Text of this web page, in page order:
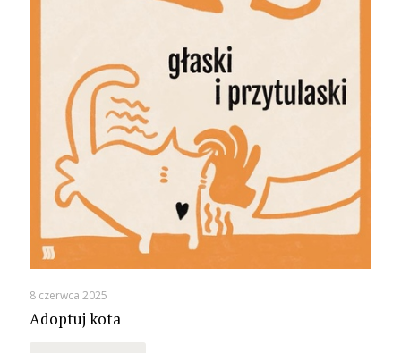
8 czerwca 2025
Adoptuj kota